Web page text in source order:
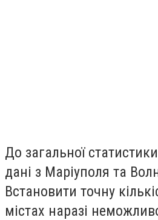
До загальної
дані з Маріуполя та
Встановити точну
містах наразі